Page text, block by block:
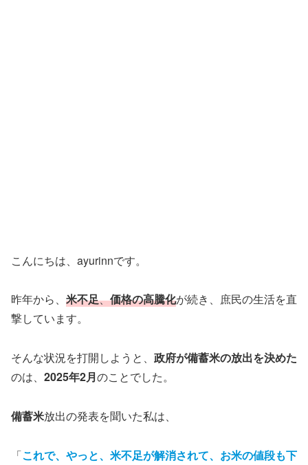
こんにちは、ayurinnです。
昨年から、 米不足、価格の高騰化が続き、庶民の生活を直
撃しています。
そんな状況を打開しようと、 政府が備蓄米の放出を決めた
のは、 2025年2月のことでした。
備蓄米放出の発表を聞いた私は、
「これで、やっと、米不足が解消されて、お米の値段も下